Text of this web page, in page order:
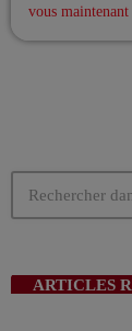
!
vous maintenant
ARTICLES